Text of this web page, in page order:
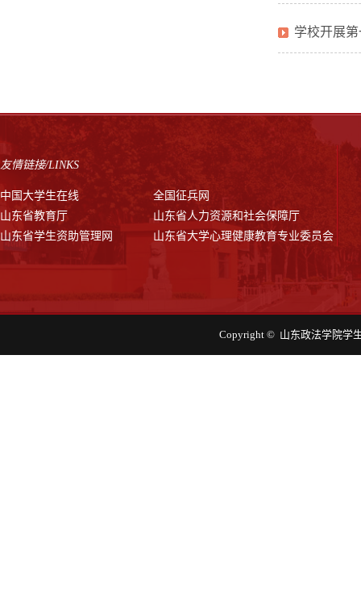
学校开展
友情链接/LINKS
中国大学生在线
全国征兵网
山东省教育厅
山东省人力资源和社会保障厅
山东省学生资助管理网
山东省大学心理健康教育专业委员会
Copyright © 山东政法学院学